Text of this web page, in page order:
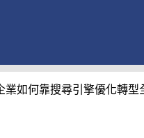
如何靠搜尋引擎優化轉型